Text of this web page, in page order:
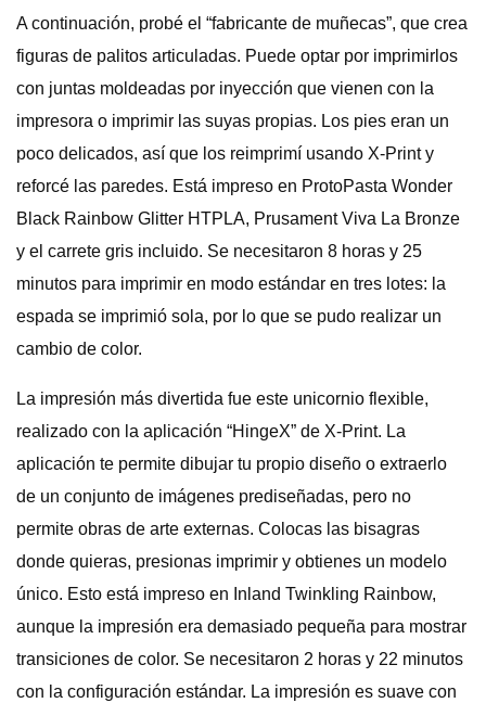
A continuación, probé el “fabricante de muñecas”, que crea
figuras de palitos articuladas. Puede optar por imprimirlos
con juntas moldeadas por inyección que vienen con la
impresora o imprimir las suyas propias. Los pies eran un
poco delicados, así que los reimprimí usando X-Print y
reforcé las paredes. Está impreso en ProtoPasta Wonder
Black Rainbow Glitter HTPLA, Prusament Viva La Bronze
y el carrete gris incluido. Se necesitaron 8 horas y 25
minutos para imprimir en modo estándar en tres lotes: la
espada se imprimió sola, por lo que se pudo realizar un
cambio de color.
La impresión más divertida fue este unicornio flexible,
realizado con la aplicación “HingeX” de X-Print. La
aplicación te permite dibujar tu propio diseño o extraerlo
de un conjunto de imágenes prediseñadas, pero no
permite obras de arte externas. Colocas las bisagras
donde quieras, presionas imprimir y obtienes un modelo
único. Esto está impreso en Inland Twinkling Rainbow,
aunque la impresión era demasiado pequeña para mostrar
transiciones de color. Se necesitaron 2 horas y 22 minutos
con la configuración estándar. La impresión es suave con